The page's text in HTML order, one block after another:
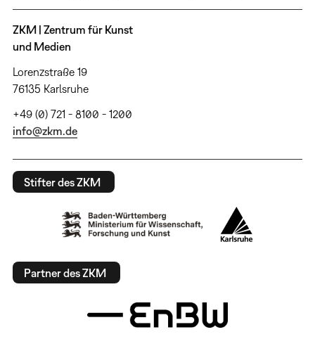
ZKM | Zentrum für Kunst
und Medien
Lorenzstraße 19
76135 Karlsruhe
+49 (0) 721 - 8100 - 1200
info@zkm.de
Stifter des ZKM
Partner des ZKM